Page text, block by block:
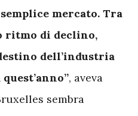
mercato. Tra
ritmo di declino,
dell’industria
, aveva
sembra